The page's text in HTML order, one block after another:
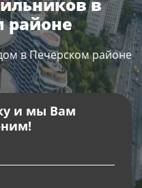
районе
в Печерском районе
и мы Вам